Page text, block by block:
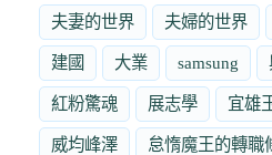
夫妻的世界 夫婦的世界
建國 大業 samsung
紅粉驚魂 展志學 宜雄
威均峰澤 怠惰魔王的轉職